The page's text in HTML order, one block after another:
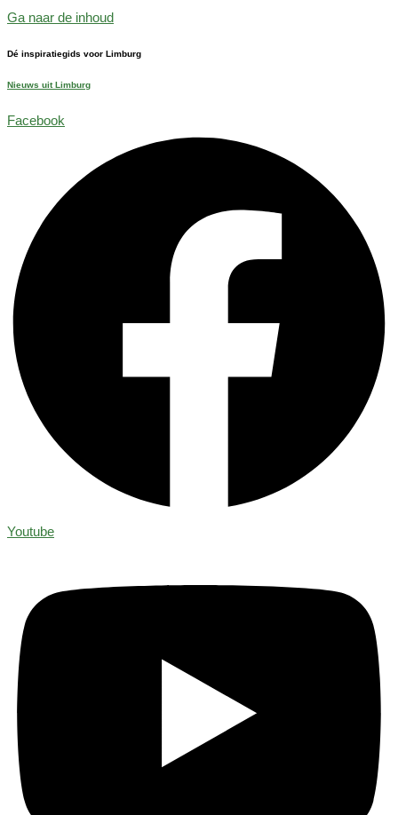
Ga naar de inhoud
Dé inspiratiegids voor Limburg
Nieuws uit Limburg
Facebook
Youtube